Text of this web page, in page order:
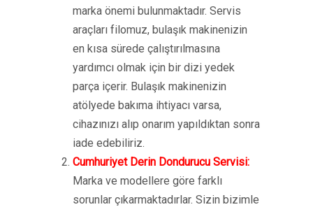
marka önemi bulunmaktadır. Servis
araçları filomuz, bulaşık makinenizin
en kısa sürede çalıştırılmasına
yardımcı olmak için bir dizi yedek
parça içerir. Bulaşık makinenizin
atölyede bakıma ihtiyacı varsa,
cihazınızı alıp onarım yapıldıktan sonra
iade edebiliriz.
Cumhuriyet Derin Dondurucu Servisi:
Marka ve modellere göre farklı
sorunlar çıkarmaktadırlar. Sizin bizimle